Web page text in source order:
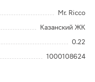
Mr. Ricco
Казанский ЖК
0.22
1000108624